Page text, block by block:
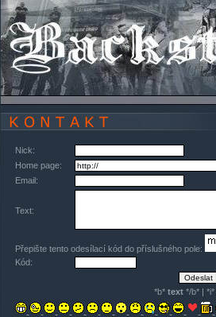
Nick:
Home page:
Email:
Text:
Přepište tento odesílací kód do příslušného pole:
Kód:
*b* text*/b* | *i*